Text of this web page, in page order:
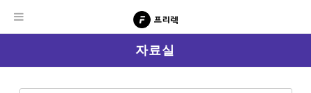
자료실